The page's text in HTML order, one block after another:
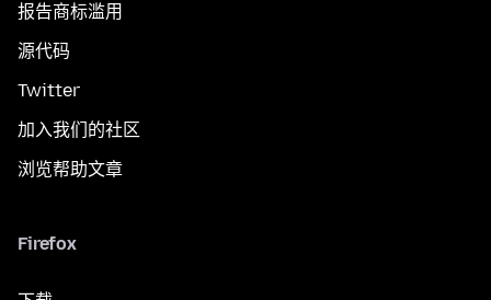
报告商标滥用
源代码
Twitter
加入我们的社区
浏览帮助文章
Firefox